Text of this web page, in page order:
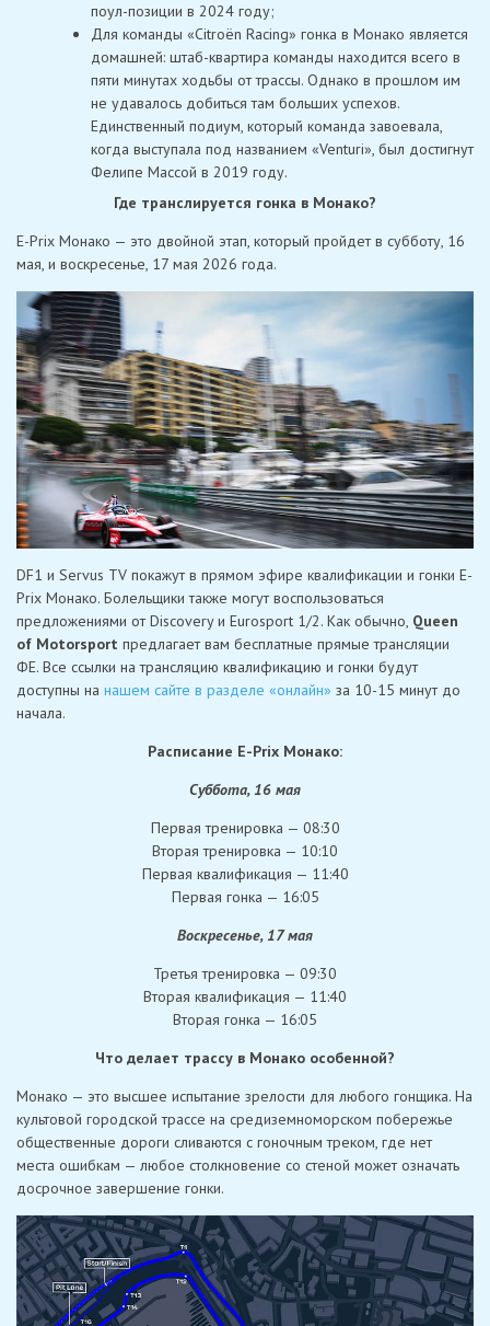
поул-позиции в 2024 году;
Для команды «Citroën Racing» гонка в Монако является
домашней: штаб-квартира команды находится всего в
пяти минутах ходьбы от трассы. Однако в прошлом им
не удавалось добиться там больших успехов.
Единственный подиум, который команда завоевала,
когда выступала под названием «Venturi», был достигнут
Фелипе Массой в 2019 году.
Где транслируется гонка в Монако?
E-Prix Монако — это двойной этап, который пройдет в субботу, 16
мая, и воскресенье, 17 мая 2026 года.
DF1 и Servus TV покажут в прямом эфире квалификации и гонки E-
Prix Монако. Болельщики также могут воспользоваться
предложениями от Discovery и Eurosport 1/2. Как обычно, Queen
of Motorsport предлагает вам бесплатные прямые трансляции
ФE. Все ссылки на трансляцию квалификацию и гонки будут
доступны на нашем сайте в разделе «онлайн» за 10-15 минут до
начала.
Расписание E-Prix Монако:
Суббота, 16 мая
Первая тренировка — 08:30
Вторая тренировка — 10:10
Первая квалификация — 11:40
Первая гонка — 16:05
Воскресенье, 17 мая
Третья тренировка — 09:30
Вторая квалификация — 11:40
Вторая гонка — 16:05
Что делает трассу в Монако особенной?
Монако — это высшее испытание зрелости для любого гонщика. На
культовой городской трассе на средиземноморском побережье
общественные дороги сливаются с гоночным треком, где нет
места ошибкам — любое столкновение со стеной может означать
досрочное завершение гонки.